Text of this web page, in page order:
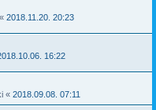
« 2018.11.20. 20:23
16:22
« 2018.09.08. 07:11